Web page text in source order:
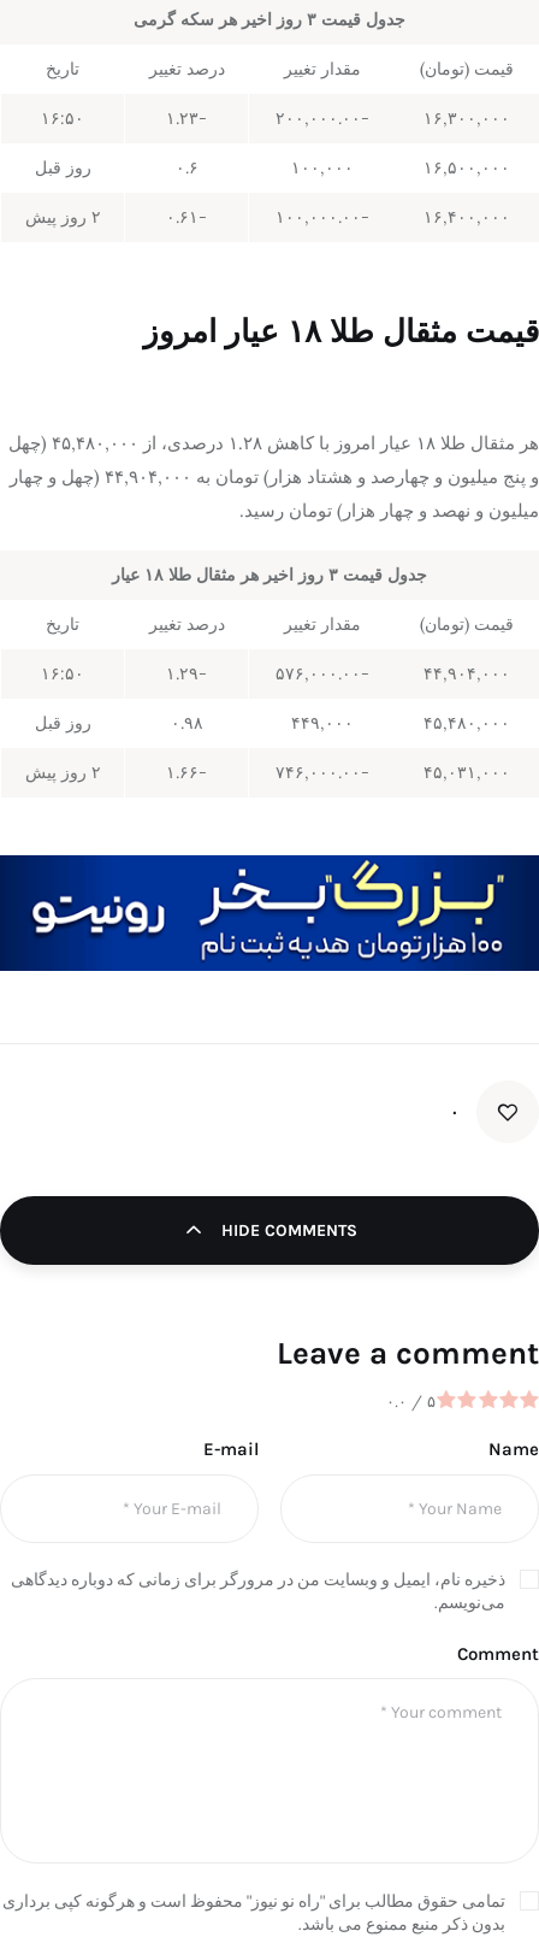
جدول قیمت ۳ روز اخیر هر سکه گرمی
قیمت (تومان) مقدار تغییر درصد تغییر تاریخ
۱۶,۳۰۰,۰۰۰ -۲۰۰,۰۰۰.۰۰ -۱.۲۳ ۱۶:۵۰
۱۶,۵۰۰,۰۰۰ ۱۰۰,۰۰۰ ۰.۶ روز قبل
۱۶,۴۰۰,۰۰۰ -۱۰۰,۰۰۰.۰۰ -۰.۶۱ ۲ روز پیش
قیمت مثقال طلا ۱۸ عیار امروز
هر مثقال طلا ۱۸ عیار امروز با کاهش ۱.۲۸ درصدی، از ۴۵,۴۸۰,۰۰۰ (چهل
و پنج میلیون و چهارصد و هشتاد هزار) تومان به ۴۴,۹۰۴,۰۰۰ (چهل و چهار
میلیون و نهصد و چهار هزار) تومان رسید.
جدول قیمت ۳ روز اخیر هر مثقال طلا ۱۸ عیار
قیمت (تومان) مقدار تغییر درصد تغییر تاریخ
۴۴,۹۰۴,۰۰۰ -۵۷۶,۰۰۰.۰۰ -۱.۲۹ ۱۶:۵۰
۴۵,۴۸۰,۰۰۰ ۴۴۹,۰۰۰ ۰.۹۸ روز قبل
۴۵,۰۳۱,۰۰۰ -۷۴۶,۰۰۰.۰۰ -۱.۶۶ ۲ روز پیش
۰
HIDE COMMENTS
Leave a comment
۰.۰ / ۵
Name
E-mail
ذخیره نام، ایمیل و وبسایت من در مرورگر برای زمانی که دوباره دیدگاهی
می‌نویسم.
Comment
تمامی حقوق مطالب برای "راه نو نیوز" محفوظ است و هرگونه کپی برداری
بدون ذکر منبع ممنوع می باشد.